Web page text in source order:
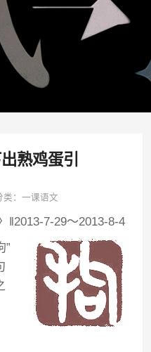
熟鸡蛋引
类：一课语文
‖2013-7-29～2013-8-4
”